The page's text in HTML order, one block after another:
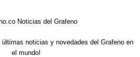
noticias y novedades del Grafeno en
el mundo!